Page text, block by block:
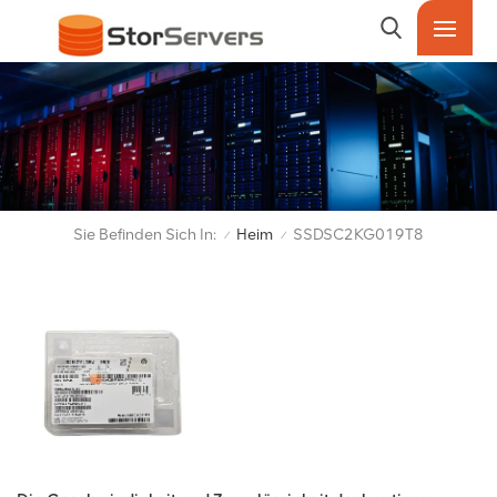
Sie Befinden Sich In: / Heim / SSDSC2KG019T8